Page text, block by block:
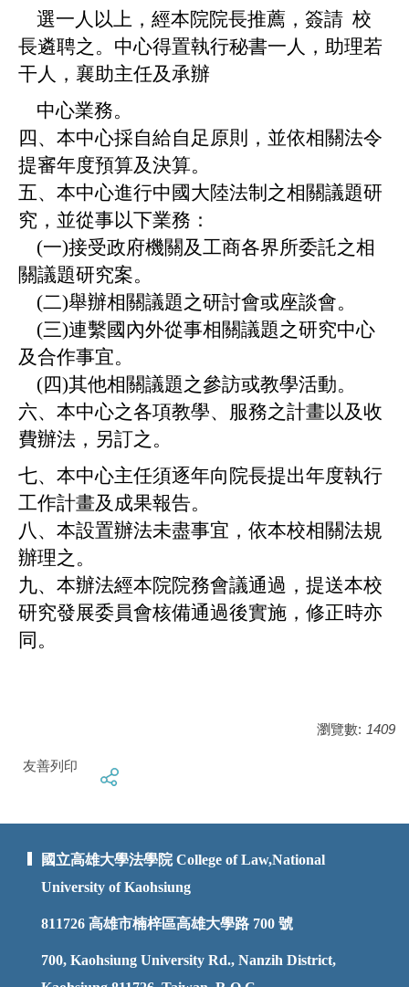
選一人以上，經本院院長推薦，簽請 校
長遴聘之。中心得置執行秘書一人，助理若
干人，襄助主任及承辦
中心業務。
四、本中心採自給自足原則，並依相關法令
提審年度預算及決算。
五、本中心進行中國大陸法制之相關議題研
究，並從事以下業務：
(一)接受政府機關及工商各界所委託之相
關議題研究案。
(二)舉辦相關議題之研討會或座談會。
(三)連繫國內外從事相關議題之研究中心
及合作事宜。
(四)其他相關議題之參訪或教學活動。
六、本中心之各項教學、服務之計畫以及收
費辦法，另訂之。
七、本中心主任須逐年向院長提出年度執行
工作計畫及成果報告。
八、本設置辦法未盡事宜，依本校相關法規
辦理之。
九、本辦法經本院院務會議通過，提送本校
研究發展委員會核備通過後實施，修正時亦
同。
瀏覽數: 1409
友善列印
國立高雄大學法學院 College of Law,National
University of Kaohsiung
811726 高雄市楠梓區高雄大學路 700 號
700, Kaohsiung University Rd., Nanzih District,